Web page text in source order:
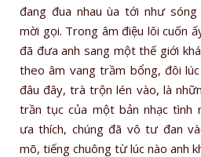
đang đua nhau ùa tới như
mời gọi. Trong âm điệu lôi cuốn
đã đưa anh sang một thế giới
theo âm vang trầm bổng, đôi
đâu đây, trà trộn lén vào, là
trần tục của một bản nhạc tình
ưa thích, chúng đã vô tư đan
mõ, tiếng chuông từ lúc nào anh